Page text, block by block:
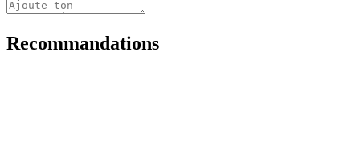
Recommandations